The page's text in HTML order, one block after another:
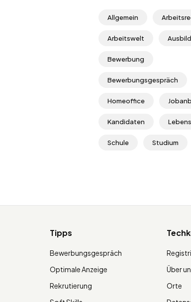
Allgemein
Arbeitswelt
Bewerbung
Bewerbungsgespräch
Homeoffice
Kandidaten
Schule Studium
Tipps
Bewerbungsgespräch
Optimale Anzeige
Rekrutierung
Über
Orte